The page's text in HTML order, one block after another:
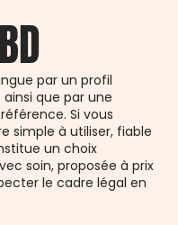
par un profil
que par une
Si vous
simple à utiliser, fiable
un choix
soin, proposée à prix
le cadre légal en